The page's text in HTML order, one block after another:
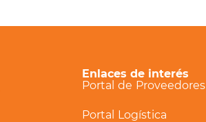
Enlaces de interés
Portal de Proveedores
Portal Logística